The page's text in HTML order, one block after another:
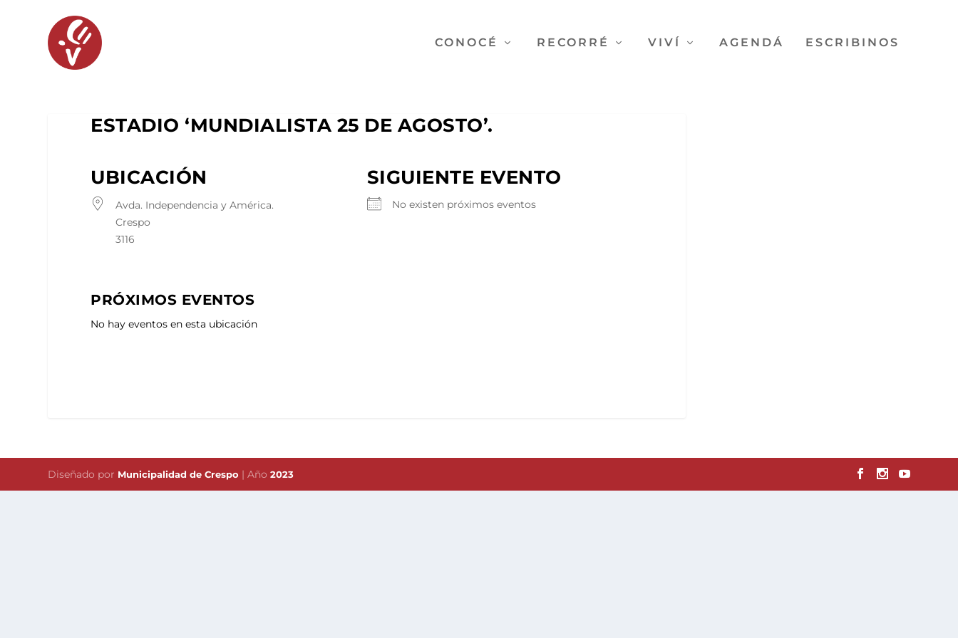
CONOCÉ RECORRÉ VIVÍ AGENDÁ ESCRIBINOS
ESTADIO ‘MUNDIALISTA 25 DE AGOSTO’.
UBICACIÓN
Avda. Independencia y América.
Crespo
3116
SIGUIENTE EVENTO
No existen próximos eventos
PRÓXIMOS EVENTOS
No hay eventos en esta ubicación
Diseñado por Municipalidad de Crespo | Año2023